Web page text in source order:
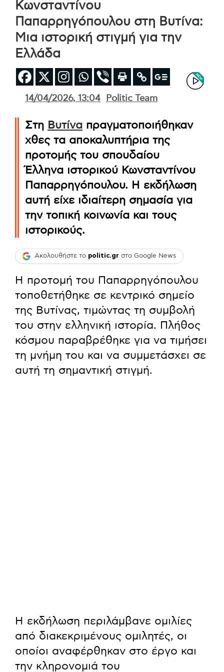
Κωνσταντίνου
Παπαρρηγόπουλου στη Βυτίνα:
Μια ιστορική στιγμή για την
Ελλάδα
14/04/2026, 13:04 Politic Team
Στη Βυτίνα πραγματοποιήθηκαν
χθες τα αποκαλυπτήρια της
προτομής του σπουδαίου
Έλληνα ιστορικού Κωνσταντίνου
Παπαρρηγόπουλου. Η εκδήλωση
αυτή είχε ιδιαίτερη σημασία για
την τοπική κοινωνία και τους
ιστορικούς.
Ακολουθήστε το politic.gr στο Google News
Η προτομή του Παπαρρηγόπουλου
τοποθετήθηκε σε κεντρικό σημείο
της Βυτίνας, τιμώντας τη συμβολή
του στην ελληνική ιστορία. Πλήθος
κόσμου παραβρέθηκε για να τιμήσει
τη μνήμη του και να συμμετάσχει σε
αυτή τη σημαντική στιγμή.
Η εκδήλωση περιλάμβανε ομιλίες
από διακεκριμένους ομιλητές, οι
οποίοι αναφέρθηκαν στο έργο και
την κληρονομιά του